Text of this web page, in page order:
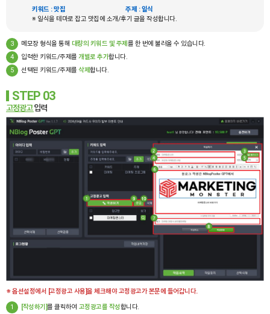
키워드 : 맛집
주제 : 일식
※ 일식을 테마로 잡고 맛집에 소개/후기 글을 작성합니다.
3 메모장 형식을 통해 대량의 키워드 및 주제 를 한 번에 불러올 수 있습니다.
4
입력한 키워드/주제를 개별로 추가합니다.
5
선택된 키워드/주제를 삭제합니다.
STEP 03
고정광고입력
※ 옵션설정에서 [고정광고 사용]을 체크해야 고정광고가 본문에 들어갑니다.
1
[작성하기]를 클릭하여 고정광고를 작성합니다.